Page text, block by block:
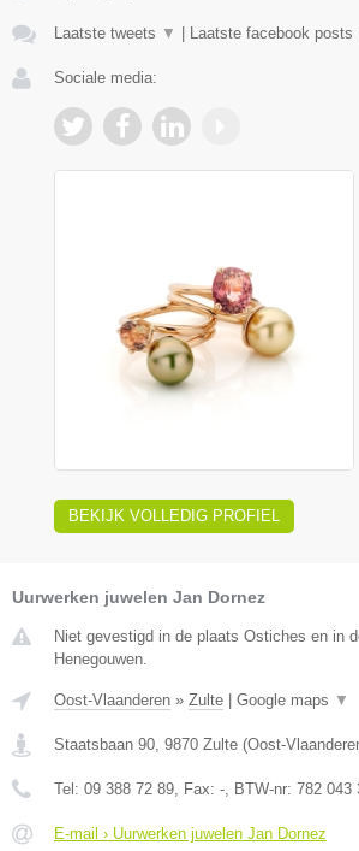
Laatste tweets ▼ Laatste facebook posts
Sociale media:
BEKIJK VOLLEDIG PROFIEL
Uurwerken juwelen Jan Dornez
Niet gevestigd in de plaats Ostiches en in
Henegouwen.
Oost-Vlaanderen » Zulte Google maps ▼
Staatsbaan 90, 9870 Zulte (Oost-
Tel: 09 388 72 89, Fax: -, BTW-nr: 782 043
E-mail › Uurwerken juwelen Jan Dornez